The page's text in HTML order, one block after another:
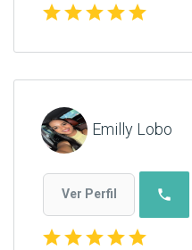
starstarstarstarstar
Emilly Lobo
Ver Perfil phone
starstarstarstarstar